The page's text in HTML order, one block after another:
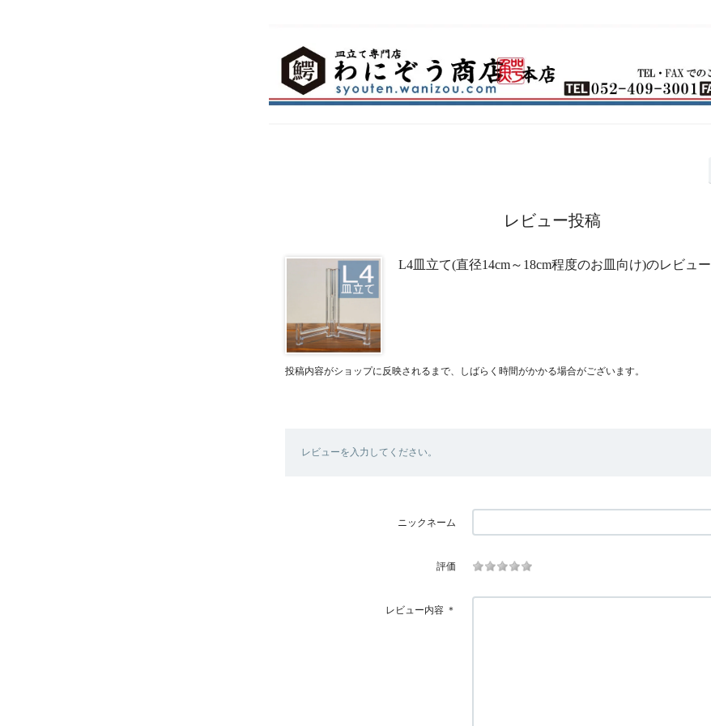
レビュー投稿
L4皿立て(直径14cm～18cm程度のお皿向け)のレビュー
投稿内容がショップに反映されるまで、しばらく時間がかかる場合がございます。
レビューを入力してください。
ニックネーム
評価
レビュー内容 ＊